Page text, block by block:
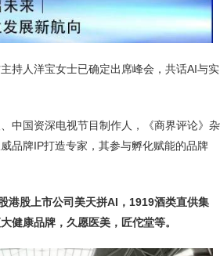
持人洋宝女士已确定出席峰会，共话AI与实
中国资深电视节目制作人，《商界评论》杂
品牌IP打造专家，其参与孵化赋能的品牌
港股上市公司美天拼AI，1919酒类直供集
健康品牌，久愿医美，匠佗堂等。